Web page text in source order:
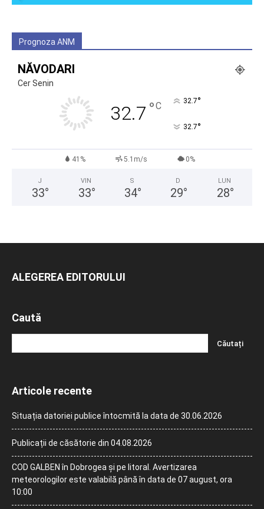
Prognoza ANM
NĂVODARI
Cer Senin
32.7 °C 32.7°
32.7°
41% 5.1m/s 0%
J
33°
VIN
33°
S
34°
D
29°
LUN
28°
ALEGEREA EDITORULUI
Caută
Articole recente
Situația datoriei publice întocmită la data de 30.06.2026
Publicații de căsătorie din 04.08.2026
COD GALBEN în Dobrogea și pe litoral. Avertizarea
meteorologilor este valabilă până în data de 07 august, ora
10:00